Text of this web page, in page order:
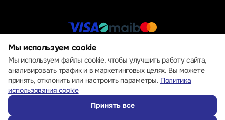
© 2013 – 2026 ECOM
Мы используем cookie
Мы используем файлы cookie, чтобы улучшить работу сайта,
анализировать трафик и в маркетинговых целях. Вы можете
принять, отклонить или настроить параметры. Политика
использования cookie
Принять все